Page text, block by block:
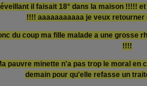
il faisait 18° dans la maison !!!!!
!!!! aaaaaaaaaaa je veux retourner
du coup ma fille malade a une grosse
!!!!
pauvre minette n'a pas trop le moral en
demain pour qu'elle refasse un